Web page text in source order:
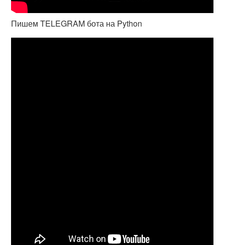
Пишем TELEGRAM бота на Python